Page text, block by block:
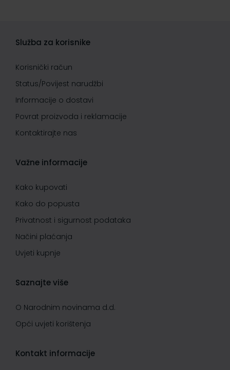
Služba za korisnike
Korisnički račun
Status/Povijest narudžbi
Informacije o dostavi
Povrat proizvoda i reklamacije
Kontaktirajte nas
Važne informacije
Kako kupovati
Kako do popusta
Privatnost i sigurnost podataka
Načini plaćanja
Uvjeti kupnje
Saznajte više
O Narodnim novinama d.d.
Opći uvjeti korištenja
Kontakt informacije